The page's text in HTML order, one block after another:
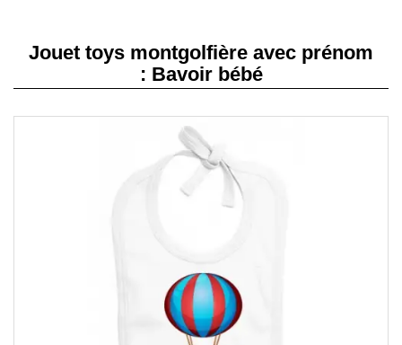
Jouet toys montgolfière avec prénom
: Bavoir bébé